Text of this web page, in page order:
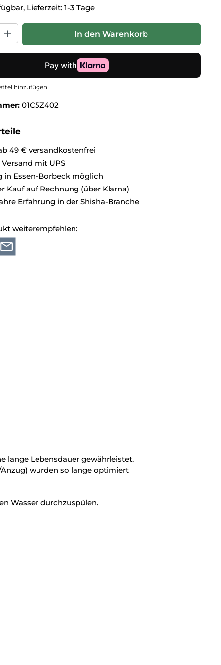
Lieferzeit: 1-3 Tage
Gib den gewünschten Wert ein oder benutze die
In den Warenkorb
hinzufügen
01C5Z402
49 € versandkostenfrei
mit UPS
in Essen-Borbeck möglich
Kauf auf Rechnung (über Klarna)
Erfahrung in der Shisha-Branche
weiterempfehlen:
lange Lebensdauer gewährleistet.
wurden so lange optimiert
Wasser durchzuspülen.